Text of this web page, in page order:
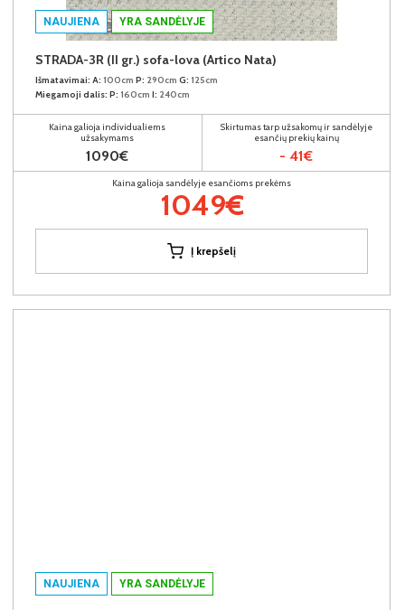
NAUJIENA YRA SANDĖLYJE
STRADA-3R (II gr.) sofa-lova (Artico Nata)
Išmatavimai: A: 100cm P: 290cm G: 125cm
Miegamoji dalis: P: 160cm I: 240cm
Kaina galioja individualiems
užsakymams
1090€
Skirtumas tarp užsakomų ir sandėlyje
esančių prekių kainų
- 41€
Kaina galioja sandėlyje esančioms prekėms
1049€
Į krepšelį
NAUJIENA YRA SANDĖLYJE